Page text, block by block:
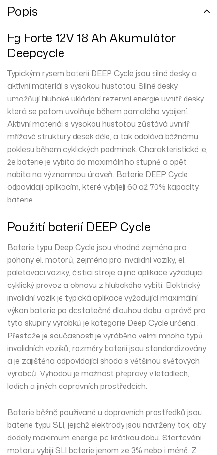
Popis
Fg Forte 12V 18 Ah Akumulátor
Deepcycle
Typickým rysem baterií DEEP Cycle jsou silné desky a
aktivní materiál s vysokou hustotou. Silné desky
umožňují hluboké ukládání rezervní energie uvnitř desky,
která se potom uvolňuje během pomalého vybíjení.
Aktivní materiál s vysokou hustotou zůstává uvnitř
mřížové struktury desek déle, a tak odolává běžnému
poklesu během cyklických podmínek. Charakteristické je,
že baterie je vybita do maximálního stupně a opět
nabita na významnou úroveň. Baterie DEEP Cycle
odpovídají aplikacím, které vybíjejí 60 až 70% kapacity
baterie.
Použití baterií DEEP Cycle
Baterie typu Deep Cycle jsou vhodné zejména pro
pohony el. motorů, zejména pro invalidní vozíky, el.
paletovací vozíky, čistící stroje a jiné aplikace vyžadující
cyklický provoz a obnovu z hlubokého vybití. Elektrický
invalidní vozík je typická aplikace vyžadující maximální
výkon baterie po dostatečně dlouhou dobu, a právě pro
tyto skupiny výrobků je kategorie Deep Cycle určena .
Přestože je současnosti je vyráběno velmi mnoho typů
invalidních vozíků, rozměry baterií jsou standardizovány
a je zajištěna odpovídající shoda s většinou světových
výrobců. Výhodou je možnost přepravy v letadlech,
lodích a jiných dopravních prostředcích.
Baterie běžně používané u dopravních prostředků jsou
baterie typu SLI, jejichž elektrody jsou navrženy tak, aby
dodaly maximum energie po krátkou dobu. Startování
motoru vybíjí SLI baterie jenom ze 3% nebo i méně. Z